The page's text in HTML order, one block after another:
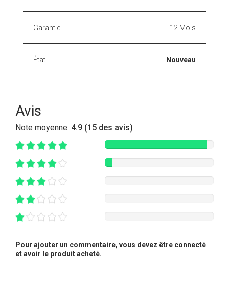
Garantie 12 Mois
État Nouveau
Avis
Note moyenne: 4.9 (15 des avis)
Pour ajouter un commentaire, vous devez être connecté
et avoir le produit acheté.